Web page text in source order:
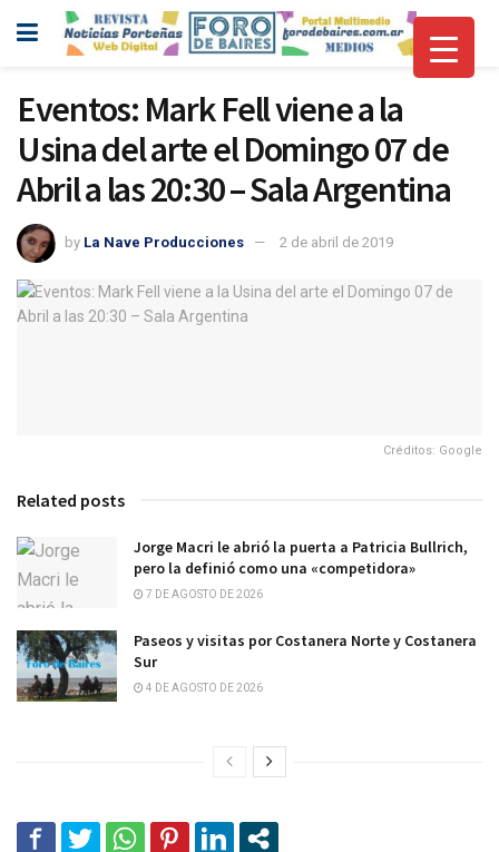
Eventos: Mark Fell viene a la
Usina del arte el Domingo 07 de
Abril a las 20:30 – Sala Argentina
by La Nave Producciones 2 de abril de 2019
Créditos: Google
Related posts
Jorge Macri le abrió la puerta a Patricia Bullrich,
pero la definió como una «competidora»
7 DE AGOSTO DE 2026
Paseos y visitas por Costanera Norte y Costanera
Sur
4 DE AGOSTO DE 2026